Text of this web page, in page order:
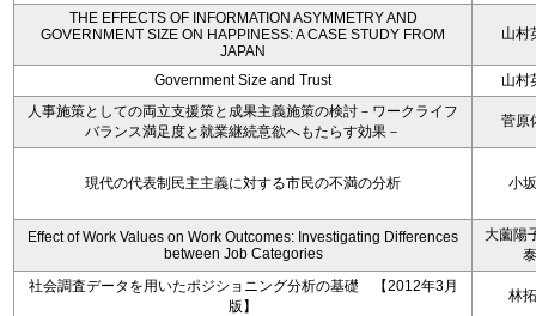
THE EFFECTS OF INFORMATION ASYMMETRY AND
GOVERNMENT SIZE ON HAPPINESS: A CASE STUDY FROM
JAPAN
山村
Government Size and Trust
山村
人事施策としての両立支援策と成果主義施策の検討－ワークライフ
バランス満足度と就業継続意欲へもたらす効果－
菅原
現代の代表制民主主義に対する市民の不満の分析 小
Effect of Work Values on Work Outcomes: Investigating Differences
between Job Categories
大薗陽
泰
社会調査データを用いたポジショニング分析の基礎 【2012年3月
版】
林